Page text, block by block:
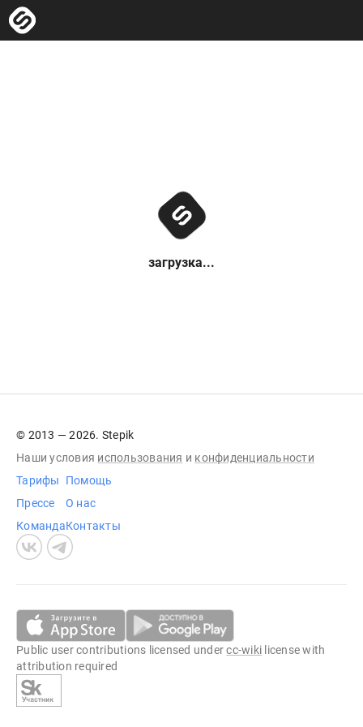
загрузка...
© 2013 — 2026. Stepik
Наши условия использования и конфиденциальности
Тарифы
Прессе
Команда
Помощь
О нас
Контакты
Public user contributions licensed undercc-wiki license with
attribution required